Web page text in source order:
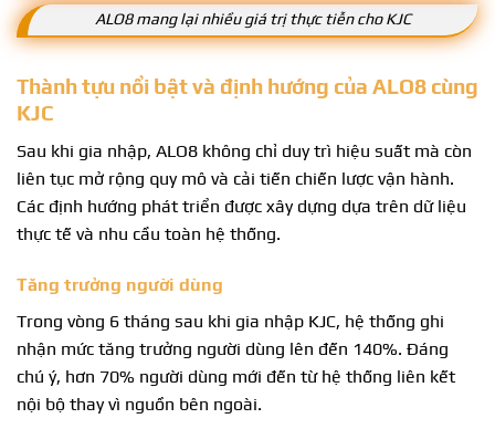
ALO8 mang lại nhiều giá trị thực tiễn cho KJC
Thành tựu nổi bật và định hướng của ALO8 cùng
KJC
Sau khi gia nhập, ALO8 không chỉ duy trì hiệu suất mà còn
liên tục mở rộng quy mô và cải tiến chiến lược vận hành.
Các định hướng phát triển được xây dựng dựa trên dữ liệu
thực tế và nhu cầu toàn hệ thống.
Tăng trưởng người dùng
Trong vòng 6 tháng sau khi gia nhập KJC, hệ thống ghi
nhận mức tăng trưởng người dùng lên đến 140%. Đáng
chú ý, hơn 70% người dùng mới đến từ hệ thống liên kết
nội bộ thay vì nguồn bên ngoài.